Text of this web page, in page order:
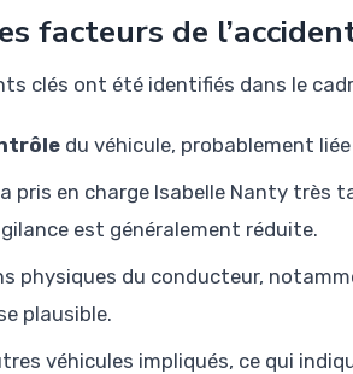
facteurs de
clés ont été identifiés dans le
du véhicule, probablement
pris en charge Isabelle Nanty très
est généralement réduite.
physiques du conducteur,
plausible.
véhicules impliqués, ce qui